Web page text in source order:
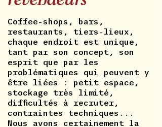
Coffee-shops, bars,
restaurants, tiers-lieux,
chaque endroit est unique,
tant par son concept, son
esprit que par les
problématiques qui peuvent y
être liées : petit espace,
stockage très limité,
difficultés à recruter,
contraintes techniques...
Nous avons certainement la